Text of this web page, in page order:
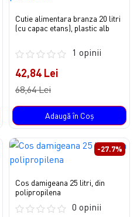
Cutie alimentara branza 20 litri
(cu capac etans), plastic alb
1 opinii
42,84 Lei
68,64 Lei
Adaugă în Coş
-27.7%
Cos damigeana 25 litri, din
polipropilena
0 opinii